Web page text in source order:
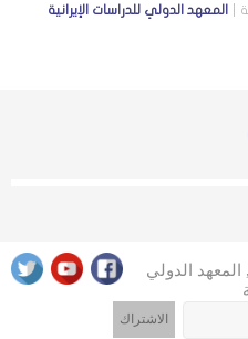
تقييد صلاحيات “صيانة
المعهد الدولي للدراسات الإيرانية
المعهد الدولي